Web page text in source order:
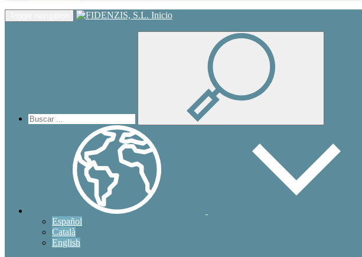
Inicio
Español
Català
English